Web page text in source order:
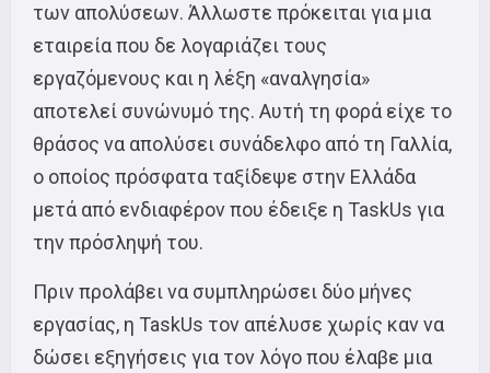
των απολύσεων. Άλλωστε πρόκειται για μια
εταιρεία που δε λογαριάζει τους
εργαζόμενους και η λέξη «αναλγησία»
αποτελεί συνώνυμό της. Αυτή τη φορά είχε το
θράσος να απολύσει συνάδελφο από τη Γαλλία,
ο οποίος πρόσφατα ταξίδεψε στην Ελλάδα
μετά από ενδιαφέρον που έδειξε η TaskUs για
την πρόσληψή του.
Πριν προλάβει να συμπληρώσει δύο μήνες
εργασίας, η TaskUs τον απέλυσε χωρίς καν να
δώσει εξηγήσεις για τον λόγο που έλαβε μια